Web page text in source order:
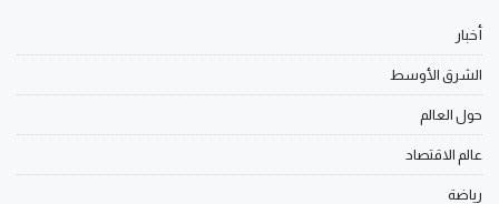
أخبار
الشرق الأوسط
حول العالم
عالم الاقتصاد
رياضة